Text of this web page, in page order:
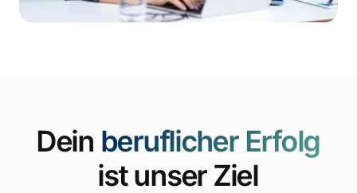
Dein beruflicher Erfolg
ist unser Ziel